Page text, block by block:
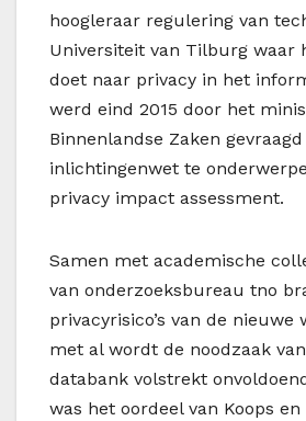
hoogleraar regulering van
Universiteit van Tilburg waar
doet naar privacy in het
werd eind 2015 door het
Binnenlandse Zaken
inlichtingenwet te
privacy impact assessment.
Samen met academische
van onderzoeksbureau tno
privacyrisico’s van de nieuwe
met al wordt de noodzaak
databank volstrekt
was het oordeel van Koops en